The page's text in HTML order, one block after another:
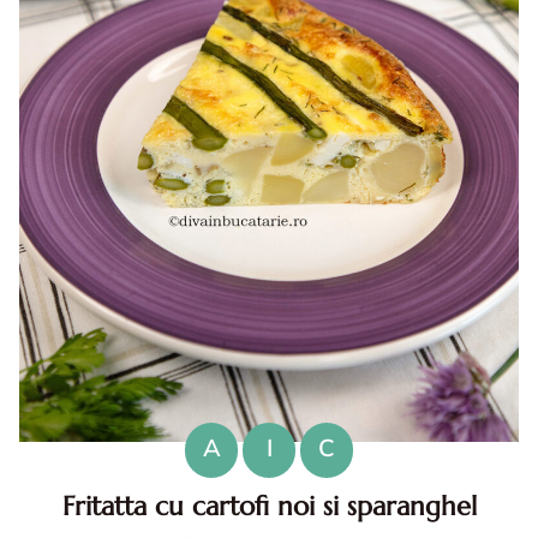
A I
C
Fritatta cu cartofi noi si sparanghel